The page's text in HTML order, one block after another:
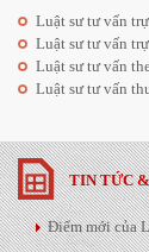
Luật sư tư vấn
Luật sư tư vấn
Luật sư tư vấn
Luật sư tư vấn
TIN TỨC
Điểm mới của